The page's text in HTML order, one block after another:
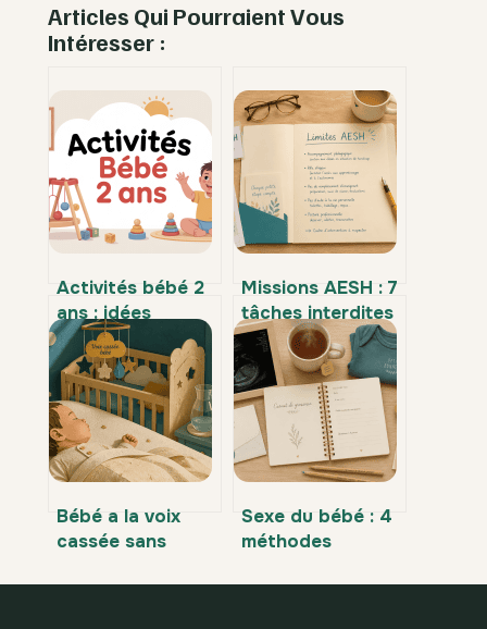
Articles Qui Pourraient Vous
Intéresser :
Activités bébé 2
ans : idées
simples pour
l’éveiller au
quotidien
Missions AESH : 7
tâches interdites
par la circulaire
2017-084 que
vous devez
refuser
Bébé a la voix
cassée sans
causes
Sexe du bébé : 4
méthodes
connaître le